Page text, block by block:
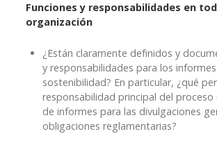
Funciones y responsabilidades en
organización
¿Están claramente definidos y
y responsabilidades para los
sostenibilidad? En particular, ¿qué
responsabilidad principal del
de informes para las divulgaciones
obligaciones reglamentarias?